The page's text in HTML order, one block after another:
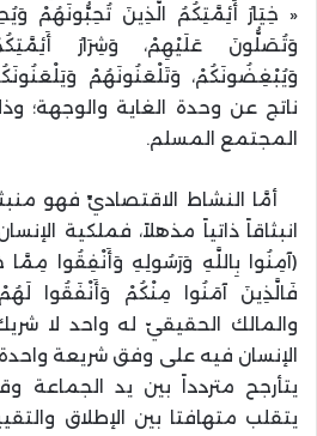
« خِيَارُ أَئِمَّتِكُمُ الَّذِينَ تُحِبُّونَهُمْ
وَتُصَلُّونَ عَلَيْهِمْ، وَشِرَارُ
وَيُبْغِضُونَكُمْ، وَتَلْعَنُونَهُمْ
ناتج عن وحدة الغاية والوجهة؛
المجتمع المسلم.
أمَّا النشاط الاقتصاديِّ فهو
انبثاقاً ذاتياً مذهلاً، فملكية
(آمِنُوا بِاللَّهِ وَرَسُولِهِ وَأَنْفِقُوا
والمالك الحقيقيّ له واحد لا
الإنسان فيه على وفق شريعة
يتأرجح متردداً بين يد الجماعة
يتقلب متهافتا بين الإطلاق